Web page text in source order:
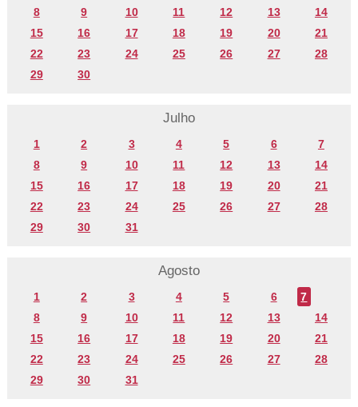
8
9 10 11 12 13
14
15
16 17 18 19 20
21
22
23 24 25 26 27
28
29
30
Julho
1 2 3 4 5 6
7
8
9 10 11 12 13
14
15
16 17 18 19 20
21
22
23 24 25 26 27
28
29
30 31
Agosto
1 2 3 4 5 6
7
8
9 10 11 12 13
14
15
16 17 18 19 20
21
22
23 24 25 26 27
28
29
30 31